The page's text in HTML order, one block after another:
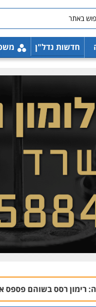
חדשות נדל"ן
פספס את היעד ופגע